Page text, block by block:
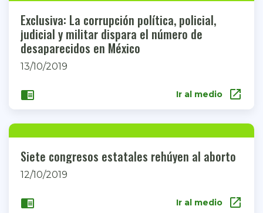
Exclusiva: La corrupción política, policial,
judicial y militar dispara el número de
desaparecidos en México
13/10/2019
chrome_reader_mode Ir al medio open_in_new
Siete congresos estatales rehúyen al aborto
12/10/2019
chrome_reader_mode Ir al medio open_in_new